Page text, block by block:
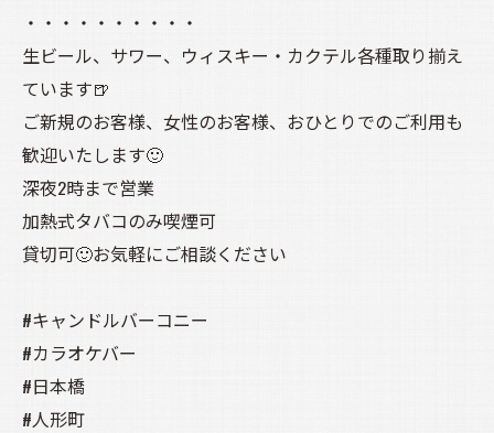
・・・・・・・・・・
生ビール、サワー、ウィスキー・カクテル各種取り揃え
ています🍺
ご新規のお客様、女性のお客様、おひとりでのご利用も
歓迎いたします🙂
深夜2時まで営業
加熱式タバコのみ喫煙可
貸切可🙂お気軽にご相談ください
#キャンドルバーコニー
#カラオケバー
#日本橋
#人形町